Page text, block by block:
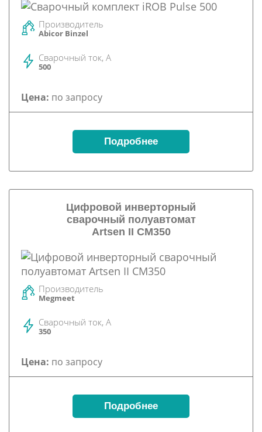
Производитель
Abicor Binzel
Сварочный ток, А
500
Цена: по запросу
Подробнее
Цифровой инверторный
сварочный полуавтомат
Artsen II CM350
Производитель
Megmeet
Сварочный ток, А
350
Цена: по запросу
Подробнее